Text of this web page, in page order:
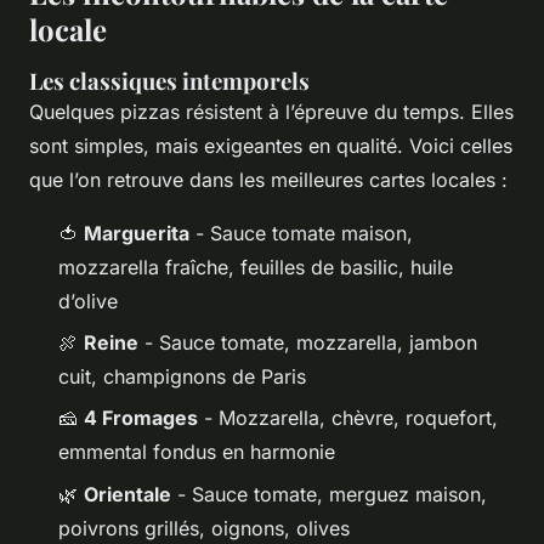
locale
Les classiques intemporels
Quelques pizzas résistent à l’épreuve du temps. Elles
sont simples, mais exigeantes en qualité. Voici celles
que l’on retrouve dans les meilleures cartes locales :
🍅 Marguerita - Sauce tomate maison,
mozzarella fraîche, feuilles de basilic, huile
d’olive
🍖 Reine - Sauce tomate, mozzarella, jambon
cuit, champignons de Paris
🧀 4 Fromages - Mozzarella, chèvre, roquefort,
emmental fondus en harmonie
🌿 Orientale - Sauce tomate, merguez maison,
poivrons grillés, oignons, olives